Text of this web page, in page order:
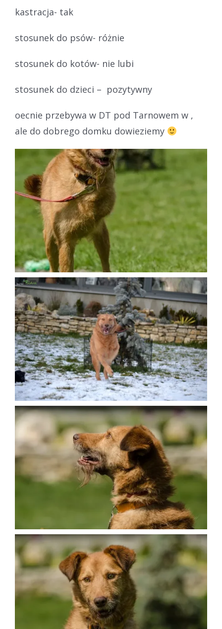
kastracja- tak
stosunek do psów- różnie
stosunek do kotów- nie lubi
stosunek do dzieci – pozytywny
oecnie przebywa w DT pod Tarnowem w ,
ale do dobrego domku dowieziemy